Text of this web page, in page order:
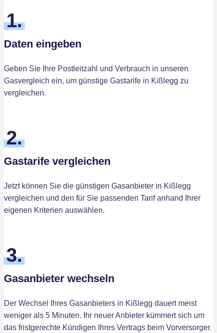
1.
Daten eingeben
Geben Sie Ihre Postleitzahl und Verbrauch in unseren
Gasvergleich ein, um günstige Gastarife in Kißlegg zu
vergleichen.
2.
Gastarife vergleichen
Jetzt können Sie die günstigen Gasanbieter in Kißlegg
vergleichen und den für Sie passenden Tarif anhand Ihrer
eigenen Kriterien auswählen.
3.
Gasanbieter wechseln
Der Wechsel Ihres Gasanbieters in Kißlegg dauert meist
weniger als 5 Minuten. Ihr neuer Anbieter kümmert sich um
das fristgerechte Kündigen Ihres Vertrags beim Vorversorger.